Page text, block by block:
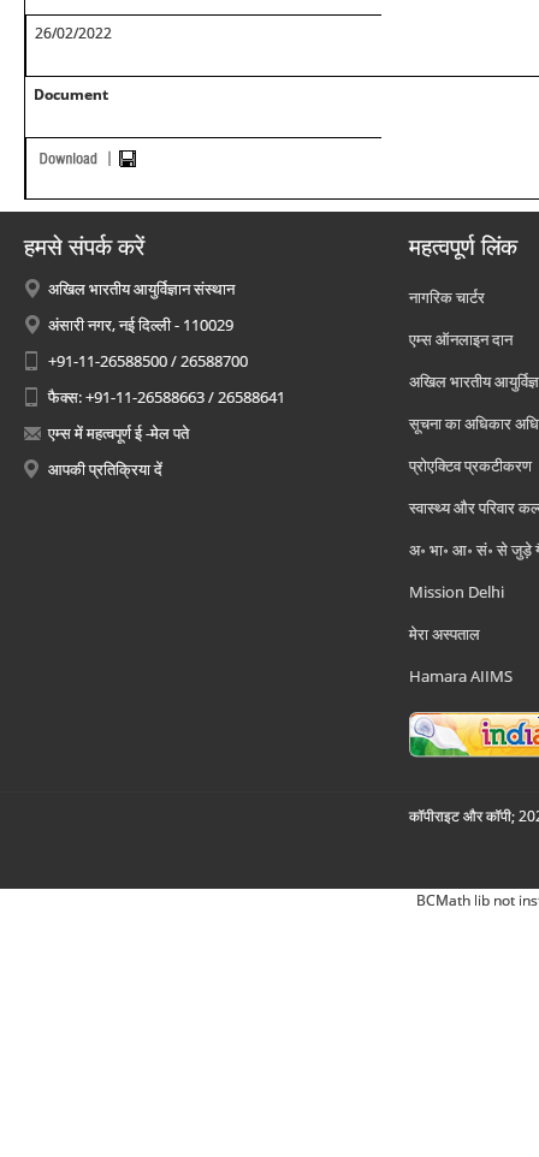
26/02/2022
Document
हमसे संपर्क करें
अखिल भारतीय आयुर्विज्ञान संस्थान
अंसारी नगर, नई दिल्ली - 110029
+91-11-26588500 / 26588700
फैक्स: +91-11-26588663 / 26588641
एम्स में महत्वपूर्ण ई -मेल पते
आपकी प्रतिक्रिया दें
महत्वपूर्ण लिंक
नागरिक चार्टर
एम्स ऑनलाइन दान
अखिल भारतीय
सूचना का अधिकार
प्रोएक्टिव प्रकटीकरण
स्वास्थ्य और परिवार
अ॰ भा॰ आ॰ सं॰ से जुड़े
Mission Delhi
मेरा अस्पताल
Hamara AIIMS
कॉपीराइट और कॉपी;
BCMath lib not